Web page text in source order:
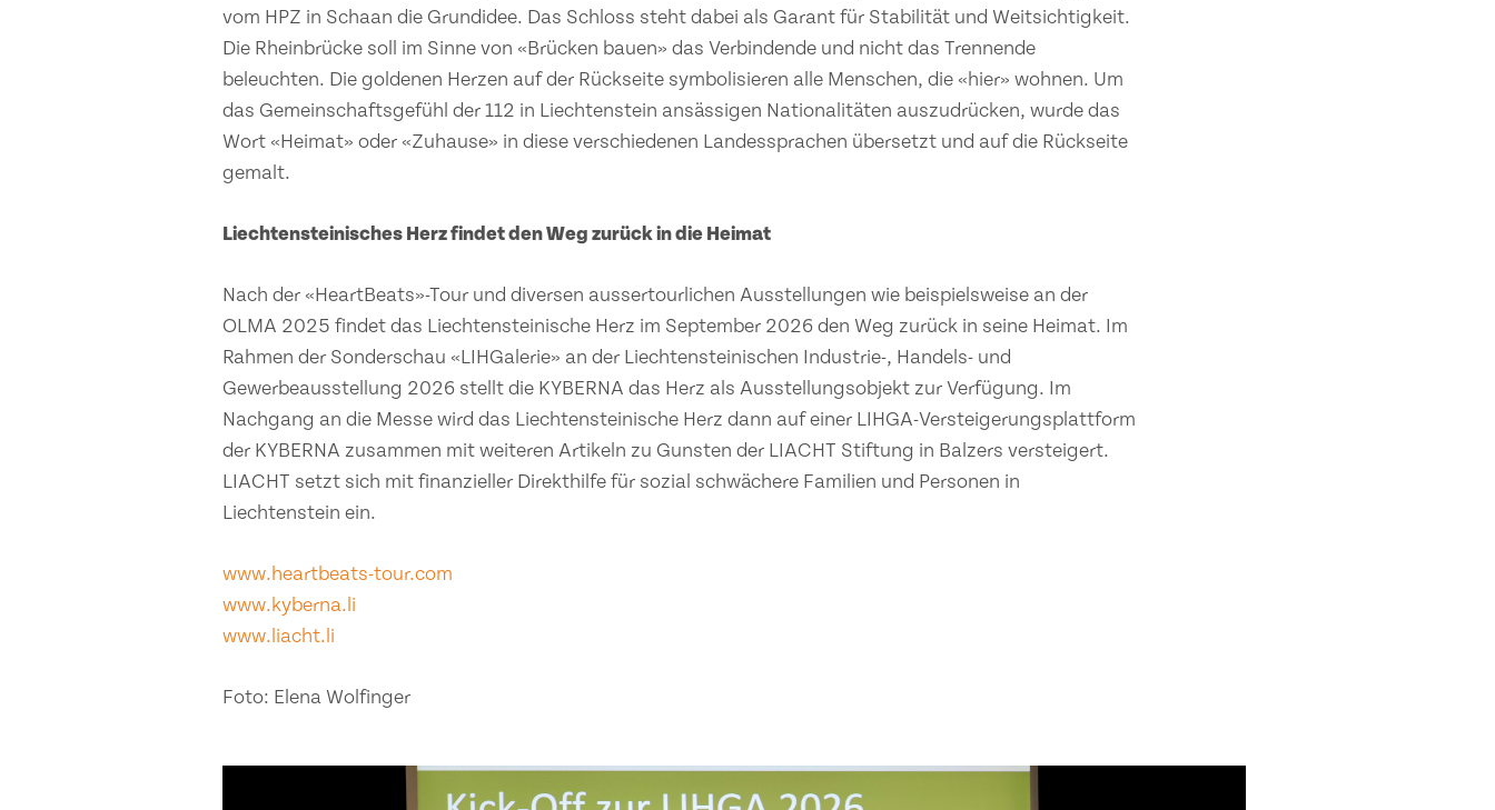
vom HPZ in Schaan die Grundidee. Das Schloss steht dabei als Garant für Stabilität und Weitsichtigkeit.
Die Rheinbrücke soll im Sinne von «Brücken bauen» das Verbindende und nicht das Trennende
beleuchten. Die goldenen Herzen auf der Rückseite symbolisieren alle Menschen, die «hier» wohnen. Um
das Gemeinschaftsgefühl der 112 in Liechtenstein ansässigen Nationalitäten auszudrücken, wurde das
Wort «Heimat» oder «Zuhause» in diese verschiedenen Landessprachen übersetzt und auf die Rückseite
gemalt.
Liechtensteinisches Herz findet den Weg zurück in die Heimat
Nach der «HeartBeats»-Tour und diversen aussertourlichen Ausstellungen wie beispielsweise an der
OLMA 2025 findet das Liechtensteinische Herz im September 2026 den Weg zurück in seine Heimat. Im
Rahmen der Sonderschau «LIHGalerie» an der Liechtensteinischen Industrie-, Handels- und
Gewerbeausstellung 2026 stellt die KYBERNA das Herz als Ausstellungsobjekt zur Verfügung. Im
Nachgang an die Messe wird das Liechtensteinische Herz dann auf einer LIHGA-Versteigerungsplattform
der KYBERNA zusammen mit weiteren Artikeln zu Gunsten der LIACHT Stiftung in Balzers versteigert.
LIACHT setzt sich mit finanzieller Direkthilfe für sozial schwächere Familien und Personen in
Liechtenstein ein.
www.heartbeats-tour.com
www.kyberna.li
www.liacht.li
Foto: Elena Wolfinger